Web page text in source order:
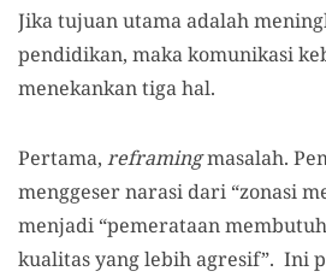
Jika tujuan utama adalah
pendidikan, maka komunikasi
menekankan tiga hal.
Pertama, reframingmasalah.
menggeser narasi dari “zonasi
menjadi “pemerataan
kualitas yang lebih agresif”. Ini